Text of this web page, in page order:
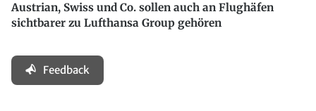
Austrian, Swiss und Co. sollen auch an Flughäfen
sichtbarer zu Lufthansa Group gehören
Feedback